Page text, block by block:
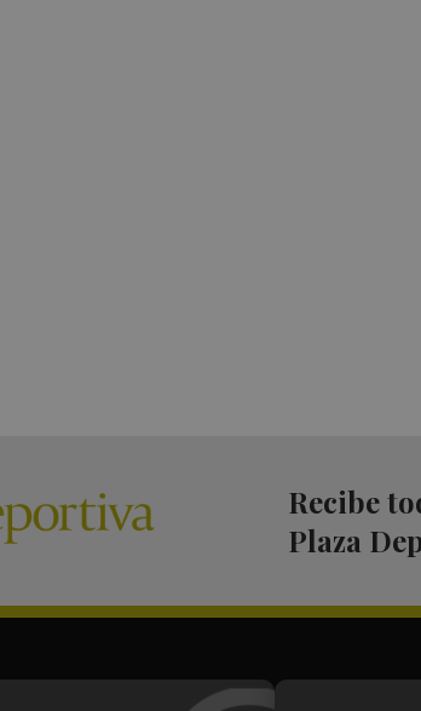
Recibe
Plaza